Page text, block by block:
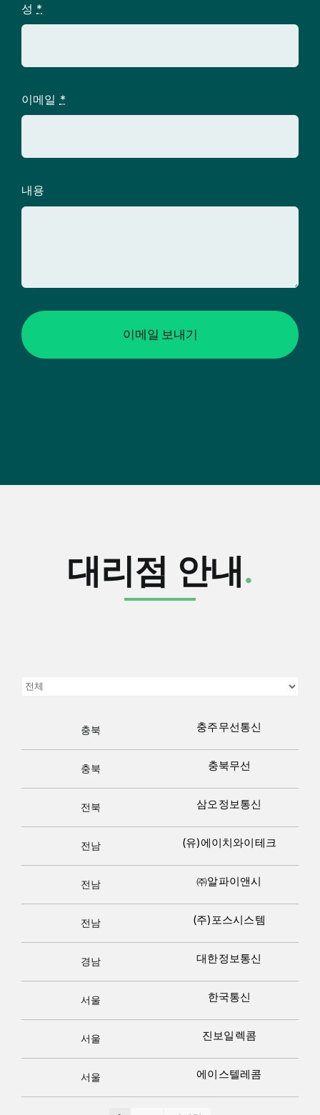
성 *
이메일 *
내용
이메일 보내기
대리점 안내.
충북 충주무선통신
충북 충북무선
전북 삼오정보통신
전남 (유)에이치와이테크
전남 ㈜알파이앤시
전남 (주)포스시스템
경남 대한정보통신
서울 한국통신
서울 진보일렉콤
서울 에이스텔레콤